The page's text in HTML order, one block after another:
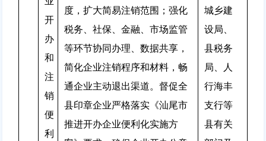
开
办
和
注
销
便
利
度，扩大简易注销范围；强化
税务、社保、金融、市场监管
等环节协同办理、数据共享，
简化企业注销程序和材料，畅
通企业主动退出渠道。督促全
县印章企业严格落实《汕尾市
推进开办企业便利化实施方
城乡建
设局、
县税务
局、人
行海丰
支行等
县有关